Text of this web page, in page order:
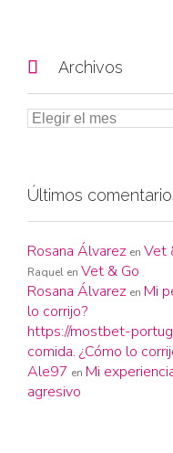
 Archivos
Últimos
Rosana Álvarez en Vet
Raquel en Vet & Go
Rosana Álvarez en Mi
lo corrijo?
https://mostbet-
comida. ¿Cómo lo
Ale97 en Mi
agresivo